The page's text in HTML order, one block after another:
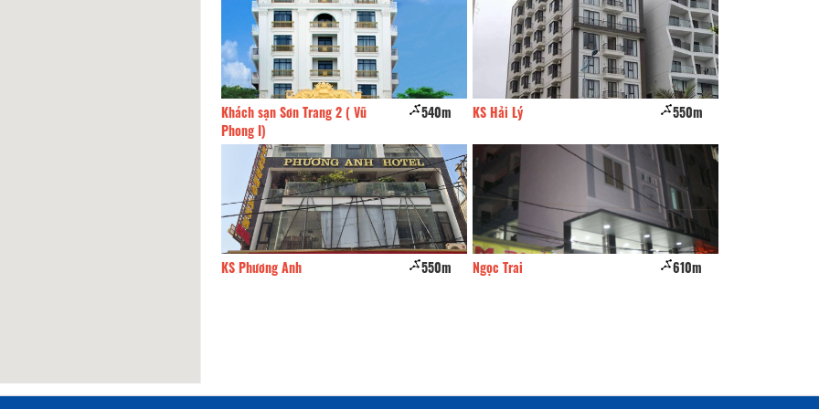
Khách sạn Sơn Trang 2 ( Vũ
Phong I)
540m
KS Phương Anh 550m
KS Hải Lý 550m
Ngọc Trai 610m